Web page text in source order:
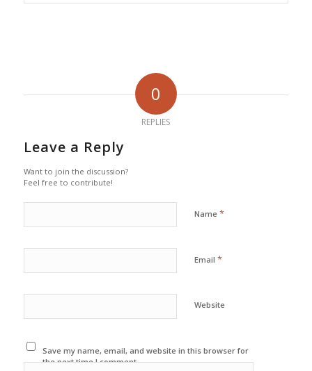
0
REPLIES
Leave a Reply
Want to join the discussion?
Feel free to contribute!
Name *
Email *
Website
Save my name, email, and website in this browser for
the next time I comment.